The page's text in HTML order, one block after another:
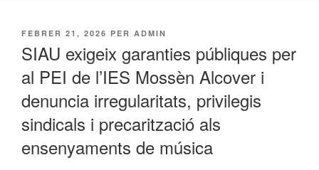
PUBLICAT
FEBRER 21, 2026 PER ADMIN
SIAU exigeix garanties públiques per
al PEI de l’IES Mossèn Alcover i
denuncia irregularitats, privilegis
sindicals i precarització als
ensenyaments de música